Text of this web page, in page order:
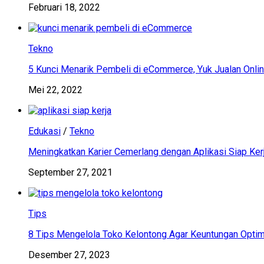
Februari 18, 2022
Tekno
5 Kunci Menarik Pembeli di eCommerce, Yuk Jualan
Mei 22, 2022
Edukasi / Tekno
Meningkatkan Karier Cemerlang dengan Aplikasi Siap
September 27, 2021
Tips
8 Tips Mengelola Toko Kelontong Agar Keuntungan
Desember 27, 2023